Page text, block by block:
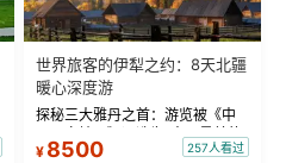
世界旅客的伊犁之约：8天北疆
暖心深度游
探秘三大雅丹之首：游览被《中
国国家地理》评选为“中国最美的
三大雅丹”第一名的克拉玛依魔鬼
¥ 8500 257人看过